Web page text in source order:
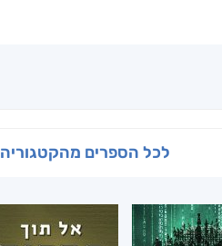
לכל הספרים מהקטגוריה